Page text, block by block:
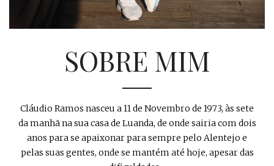
SOBRE MIM
Cláudio Ramos nasceu a 11 de Novembro de 1973, às sete
da manhã na sua casa de Luanda, de onde sairia com dois
anos para se apaixonar para sempre pelo Alentejo e
pelas suas gentes, onde se mantém até hoje, apesar das